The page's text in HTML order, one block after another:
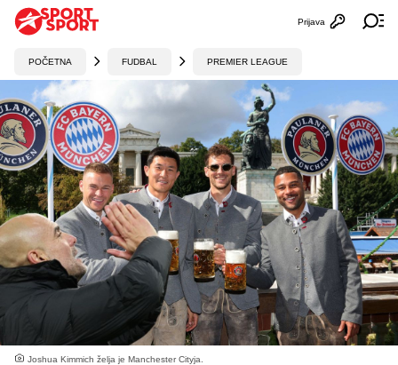
Otvori
Prijava
POČETNA FUDBAL PREMIER LEAGUE
Joshua Kimmich želja je Manchester Cityja.